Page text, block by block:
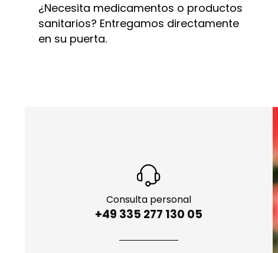
¿Necesita medicamentos o productos
sanitarios? Entregamos directamente
en su puerta.
Consulta personal
+49 335 277 130 05